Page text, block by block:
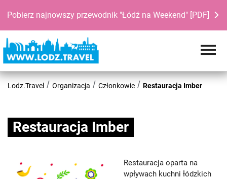
Pobierz najnowszy przewodnik "Łódź na Weekend" [PDF]
Lodz.Travel Organizacja Członkowie Restauracja Imber
Restauracja Imber
Restauracja oparta na
wpływach kuchni łódzkich